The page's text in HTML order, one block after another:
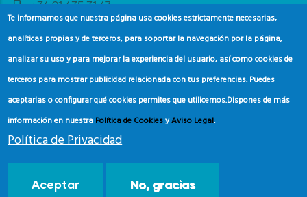
+34 91 435 31 47
banderaazul@adeac.es
Consumidor (ADEAC).
2024.
Te informamos que nuestra página usa cookies estrictamente necesarias,
analíticas propias y de terceros, para soportar la navegación por la página,
analizar su uso y para mejorar la experiencia del usuario, así como cookies de
terceros para mostrar publicidad relacionada con tus preferencias. Puedes
aceptarlas o configurar qué cookies permites que utilicemos.Dispones de más
información en nuestra Política de CookiesyAviso Legal.
Política de Privacidad
Aceptar No, gracias